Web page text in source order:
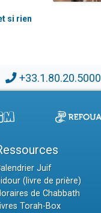
si rien
+33.1.80.20.5000
Juif
(livre de prière)
de Chabbath
Torah-Box